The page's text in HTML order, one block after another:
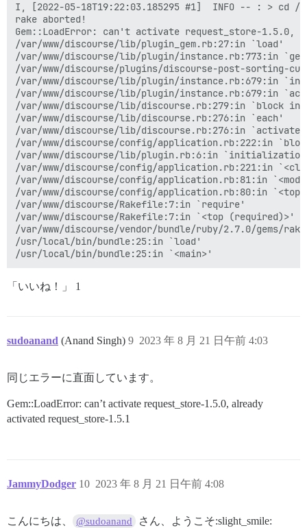
I, [2022-05-18T19:22:03.185295 #1]  INFO -- : > cd /
rake aborted!
Gem::LoadError: can't activate request_store-1.5.0,
/var/www/discourse/lib/plugin_gem.rb:27:in `load'
/var/www/discourse/lib/plugin/instance.rb:773:in
/var/www/discourse/plugins/discourse-post-sorting-
/var/www/discourse/lib/plugin/instance.rb:679:in
/var/www/discourse/lib/plugin/instance.rb:679:in
/var/www/discourse/lib/discourse.rb:279:in `block
/var/www/discourse/lib/discourse.rb:276:in `each'
/var/www/discourse/lib/discourse.rb:276:in
/var/www/discourse/config/application.rb:222:in
/var/www/discourse/lib/plugin.rb:6:in
/var/www/discourse/config/application.rb:221:in
/var/www/discourse/config/application.rb:81:in
/var/www/discourse/config/application.rb:80:in
/var/www/discourse/Rakefile:7:in `require'
/var/www/discourse/Rakefile:7:in `<top (required)>'
/var/www/discourse/vendor/bundle/ruby/2.7.0/gems/
/usr/local/bin/bundle:25:in `load'
「いいね！」 1
sudoanand (Anand Singh) 2023 年 8 月 21 日午前 4:03
9
同じエラーに直面しています。
Gem::LoadError: can’t activate request_store-1.5.0, already
activated request_store-1.5.1
JammyDodger 2023 年 8 月 21 日午前 4:08
10
こんにちは、 @sudoanand さん、ようこそ:slight_smile: